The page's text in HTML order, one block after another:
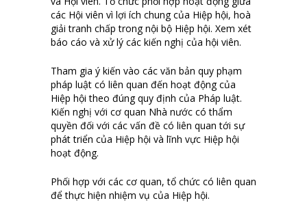
các Hội viên vì lợi ích chung của Hiệp hội, hoà
giải tranh chấp trong nội bộ Hiệp hội. Xem xét
báo cáo và xử lý các kiến nghị của hội viên.
Tham gia ý kiến vào các văn bản quy phạm
pháp luật có liên quan đến hoạt động của
Hiệp hội theo đúng quy định của Pháp luật.
Kiến nghị với cơ quan Nhà nước có thẩm
quyền đối với các vấn đề có liên quan tới sự
phát triển của Hiệp hội và lĩnh vực Hiệp hội
hoạt động.
Phối hợp với các cơ quan, tổ chức có liên quan
để thực hiện nhiệm vụ của Hiệp hội.